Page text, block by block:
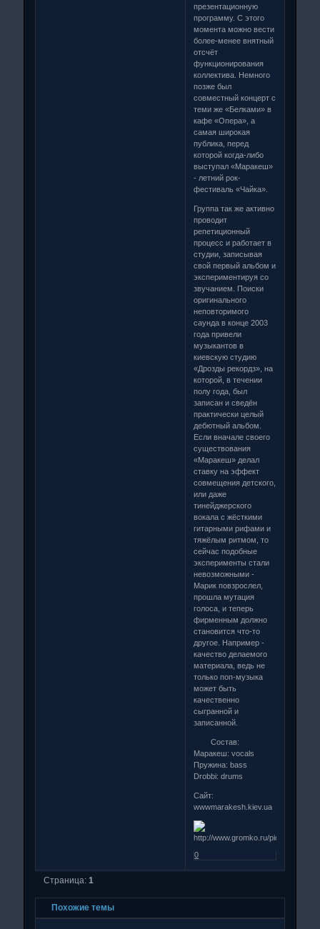
презентационную
программу. С этого
момента можно вести
более-менее внятный
отсчёт
функционирования
коллектива. Немного
позже был
совместный концерт с
теми же «Белками» в
кафе «Опера», а
самая широкая
публика, перед
которой когда-либо
выступал «Маракеш»
- летний рок-
фестиваль «Чайка».
Группа так же активно
проводит
репетиционный
процесс и работает в
студии, записывая
свой первый альбом и
экспериментируя со
звучанием. Поиски
оригинального
неповторимого
саунда в конце 2003
года привели
музыкантов в
киевскую студию
«Дрозды рекордз», на
которой, в течении
полу года, был
записан и сведён
практически целый
дебютный альбом.
Если вначале своего
существования
«Маракеш» делал
ставку на эффект
совмещения детского,
или даже
тинейджерского
вокала с жёсткими
гитарными рифами и
тяжёлым ритмом, то
сейчас подобные
эксперименты стали
невозможными -
Марик повзрослел,
прошла мутация
голоса, и теперь
фирменным должно
становится что-то
другое. Например -
качество делаемого
материала, ведь не
только поп-музыка
может быть
качественно
сыгранной и
записанной.
Cостав:
Маракеш: vocals
Пружина: bass
Drobbi: drums
Сайт:
wwwmarakesh.kiev.ua
0
Страница: 1
Похожие темы